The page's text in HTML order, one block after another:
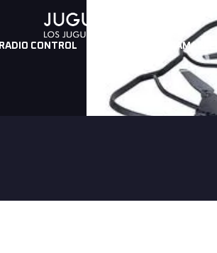
RADIO CONTROL ROBOTS PROGRAMABLES